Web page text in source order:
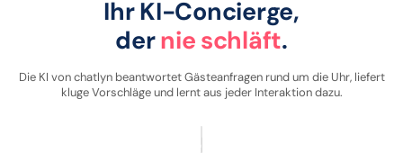
Ihr KI-Concierge,
dernie schläft.
Die KI von chatlyn beantwortet Gästeanfragen rund um die Uhr, liefert
kluge Vorschläge und lernt aus jeder Interaktion dazu.